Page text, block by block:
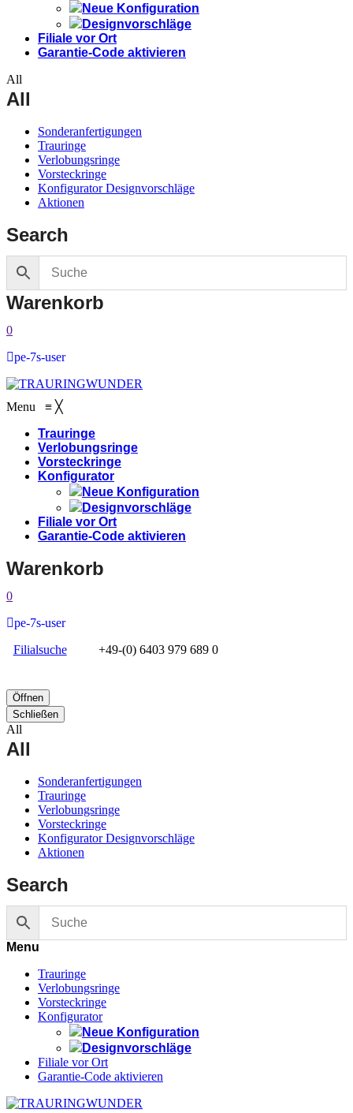
Neue Konfiguration
Designvorschläge
Filiale vor Ort
Garantie-Code aktivieren
All
All
Sonderanfertigungen
Trauringe
Verlobungsringe
Vorsteckringe
Konfigurator Designvorschläge
Aktionen
Search
Warenkorb
0
pe-7s-user
Menu ≡ ╳
Trauringe
Verlobungsringe
Vorsteckringe
Konfigurator
Neue Konfiguration
Designvorschläge
Filiale vor Ort
Garantie-Code aktivieren
Warenkorb
0
pe-7s-user
Filialsuche
+49-(0) 6403 979 689 0
Öffnen
Schließen
All
All
Sonderanfertigungen
Trauringe
Verlobungsringe
Vorsteckringe
Konfigurator Designvorschläge
Aktionen
Search
Menu
Trauringe
Verlobungsringe
Vorsteckringe
Konfigurator
Neue Konfiguration
Designvorschläge
Filiale vor Ort
Garantie-Code aktivieren